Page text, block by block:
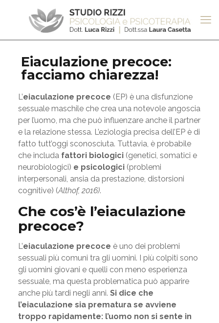
Eiaculazione precoce:
facciamo chiarezza!
L’eiaculazione precoce (EP) è una disfunzione
sessuale maschile che crea una notevole angoscia
per l’uomo, ma che può influenzare anche il partner
e la relazione stessa. L’eziologia precisa dell’EP è di
fatto tutt’oggi sconosciuta. Tuttavia, è probabile
che includa fattori biologici(genetici, somatici e
neurobiologici) e psicologici(problemi
interpersonali, ansia da prestazione, distorsioni
cognitive) (Althof, 2016).
Che cos’è l’eiaculazione
precoce?
L’eiaculazione precoce è uno dei problemi
sessuali più comuni tra gli uomini. I più colpiti sono
gli uomini giovani e quelli con meno esperienza
sessuale, ma questa problematica può apparire
anche più tardi negli anni. Si dice che
l’eiaculazione sia prematura se avviene
troppo rapidamente: l’uomo non si sente in